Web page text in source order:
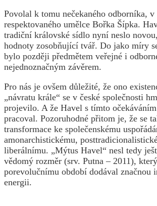
Povolal k tomu nečekaného odborníka, v
respektovaného umělce Bořka Šípka.
tradiční královské sídlo nyní neslo
hodnoty zosobňující tvář. Do jako míry
bylo později předmětem veřejné i
nejednoznačným závěrem.
Pro nás je ovšem důležité, že ono
„návratu krále“ se v české společnosti
projevilo. A že Havel s tímto
pracoval. Pozoruhodné přitom je, že se
transformace ke společenskému
amonarchistickému,
liberálnímu. „Mýtus Havel“ nesl tedy
vědomý rozměr (srv. Putna – 2011),
porevolučnímu období dodával značnou
energii.